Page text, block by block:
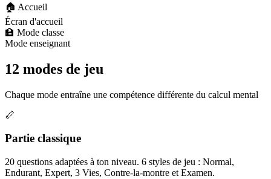
🏠 Accueil
Écran d'accueil
🏫 Mode classe
Mode enseignant
12 modes de jeu
Chaque mode entraîne une compétence différente du calcul mental
📏
Partie classique
20 questions adaptées à ton niveau. 6 styles de jeu : Normal,
Endurant, Expert, 3 Vies, Contre-la-montre et Examen.